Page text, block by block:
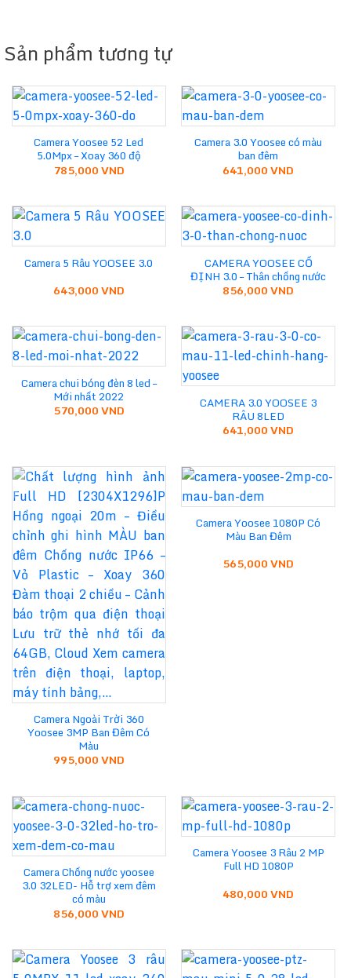
Sản phẩm tương tự
Camera Yoosee 52 Led
5.0Mpx – Xoay 360 độ
785,000VND
Camera 3.0 Yoosee có màu
ban đêm
641,000VND
Camera 5 Râu YOOSEE 3.0
643,000VND
CAMERA YOOSEE CỐ
ĐỊNH 3.0 – Thân chống nước
856,000VND
Camera chui bóng đèn 8 led –
Mới nhất 2022
570,000VND CAMERA 3.0 YOOSEE 3
RÂU 8LED
641,000VND
Camera Ngoài Trời 360
Yoosee 3MP Ban Đêm Có
Màu
995,000VND
Camera Yoosee 1080P Có
Màu Ban Đêm
565,000VND
Camera Chống nước yoosee
3.0 32LED- Hỗ trợ xem đêm
có màu
856,000VND
Camera Yoosee 3 Râu 2 MP
Full HD 1080P
480,000VND